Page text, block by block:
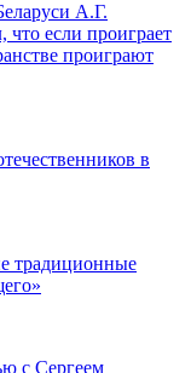
А.Г.
если проиграет
проиграют
в
традиционные
с Сергеем